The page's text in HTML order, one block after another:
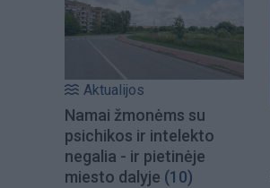
Aktualijos
Namai žmonėms su
psichikos ir intelekto
negalia - ir pietinėje
miesto dalyje (10)